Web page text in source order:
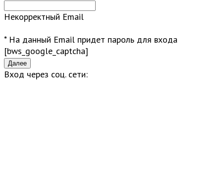
Некорректный Email
* На данный Email придет пароль для входа
[bws_google_captcha]
Вход через соц. сети: